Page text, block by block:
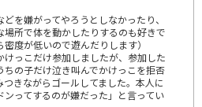
を嫌がってやろうとしなかったり、
所で体を動かしたりするのも好きで
度が低いので遊んだりします）
っこだけ参加しましたが、参加した
の子だけ泣き叫んでかけっこを拒否
きながらゴールしてました。本人に
ってするのが嫌だった」と言ってい